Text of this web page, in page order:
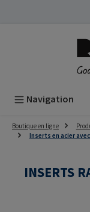
Passer au contenu
Navigation
Boutique en ligne
Inserts en acier
INSERTS